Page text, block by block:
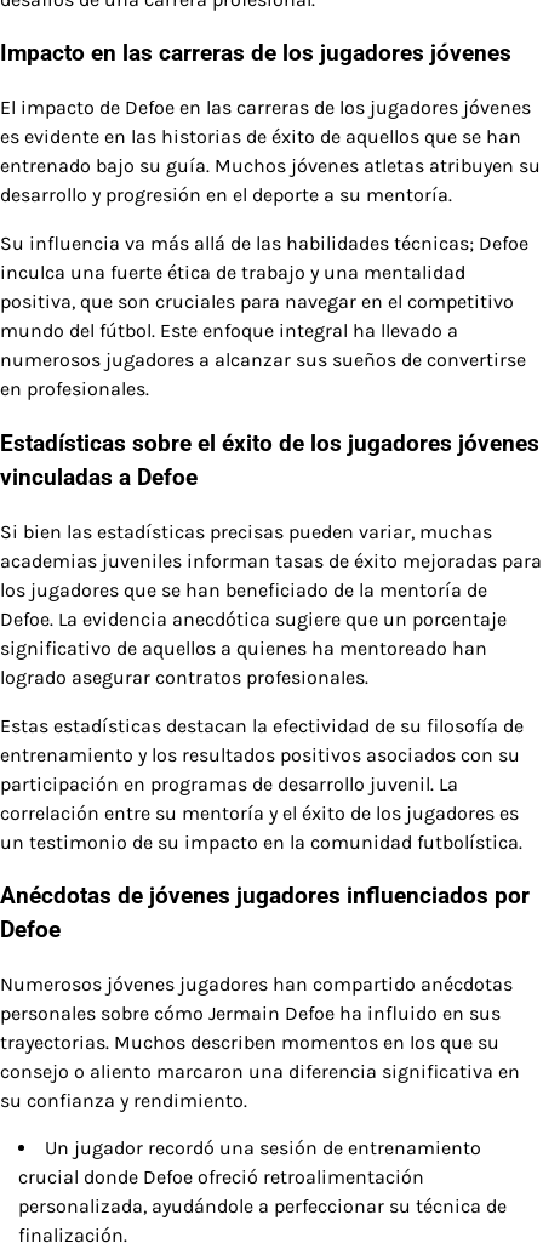
Impacto en las carreras de los jugadores jóvenes
El impacto de Defoe en las carreras de los jugadores jóvenes
es evidente en las historias de éxito de aquellos que se han
entrenado bajo su guía. Muchos jóvenes atletas atribuyen su
desarrollo y progresión en el deporte a su mentoría.
Su influencia va más allá de las habilidades técnicas; Defoe
inculca una fuerte ética de trabajo y una mentalidad
positiva, que son cruciales para navegar en el competitivo
mundo del fútbol. Este enfoque integral ha llevado a
numerosos jugadores a alcanzar sus sueños de convertirse
en profesionales.
Estadísticas sobre el éxito de los jugadores jóvenes
vinculadas a Defoe
Si bien las estadísticas precisas pueden variar, muchas
academias juveniles informan tasas de éxito mejoradas para
los jugadores que se han beneficiado de la mentoría de
Defoe. La evidencia anecdótica sugiere que un porcentaje
significativo de aquellos a quienes ha mentoreado han
logrado asegurar contratos profesionales.
Estas estadísticas destacan la efectividad de su filosofía de
entrenamiento y los resultados positivos asociados con su
participación en programas de desarrollo juvenil. La
correlación entre su mentoría y el éxito de los jugadores es
un testimonio de su impacto en la comunidad futbolística.
Anécdotas de jóvenes jugadores influenciados por
Defoe
Numerosos jóvenes jugadores han compartido anécdotas
personales sobre cómo Jermain Defoe ha influido en sus
trayectorias. Muchos describen momentos en los que su
consejo o aliento marcaron una diferencia significativa en
su confianza y rendimiento.
Un jugador recordó una sesión de entrenamiento
crucial donde Defoe ofreció retroalimentación
personalizada, ayudándole a perfeccionar su técnica de
finalización.